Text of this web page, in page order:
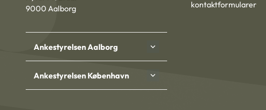
9000 Aalborg
Ankestyrelsen Aalborg
Ankestyrelsen København
kontaktformularer